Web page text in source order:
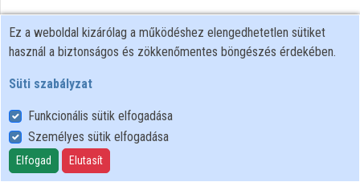
Felhasználói szabályzat
Adatkezelési tájékoztató
Süti szabályzat
Ez a weboldal kizárólag a működéshez elengedhetetlen sütiket
használ a biztonságos és zökkenőmentes böngészés érdekében.
Süti szabályzat
Funkcionális sütik elfogadása
Személyes sütik elfogadása
Elfogad Elutasít